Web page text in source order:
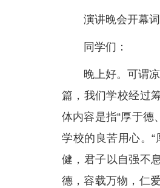
演讲晚会开幕词
同学们：
晚上好。可谓
篇，我们学校经过
体内容是指“厚于德
学校的良苦用心。
健，君子以自强不
德，容载万物，仁